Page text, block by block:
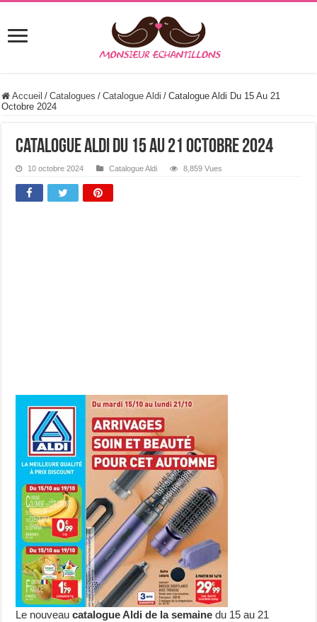
Accueil / Catalogues / Catalogue Aldi / Catalogue Aldi Du 15 Au 21
Octobre 2024
Catalogue Aldi Du 15 Au 21 Octobre 2024
10 octobre 2024 Catalogue Aldi 8,859 Vues
Le nouveaucatalogue Aldi de la semaine du 15 au 21